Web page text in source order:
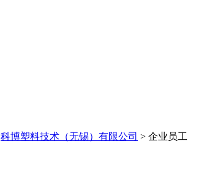
科博塑料技术（无锡）有限公司 > 企业员工